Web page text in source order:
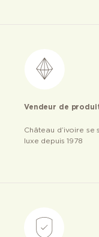
Vendeur de
Château d’ivoire
luxe depuis 1978